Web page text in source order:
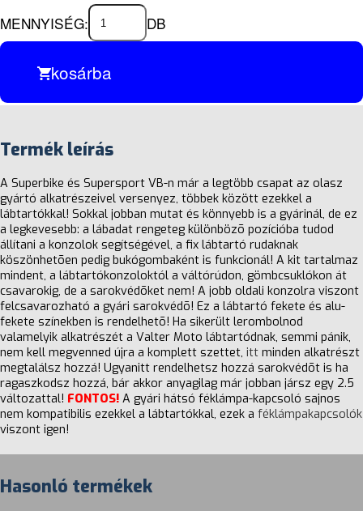
MENNYISÉG:
DB
kosárba
Termék leírás
A Superbike és Supersport VB-n már a legtöbb csapat az olasz
gyártó alkatrészeivel versenyez, többek között ezekkel a
lábtartókkal! Sokkal jobban mutat és könnyebb is a gyárinál, de ez
a legkevesebb: a lábadat rengeteg különbözõ pozícióba tudod
állítani a konzolok segítségével, a fix lábtartó rudaknak
köszönhetõen pedig bukógombaként is funkcionál! A kit tartalmaz
mindent, a lábtartókonzoloktól a váltórúdon, gömbcsuklókon át
csavarokig, de a sarokvédõket nem! A jobb oldali konzolra viszont
felcsavarozható a gyári sarokvédõ! Ez a lábtartó fekete és alu-
fekete színekben is rendelhetõ! Ha sikerült lerombolnod
valamelyik alkatrészét a Valter Moto lábtartódnak, semmi pánik,
nem kell megvenned újra a komplett szettet, itt minden alkatrészt
megtalálsz hozzá! Ugyanitt rendelhetsz hozzá sarokvédõt is ha
ragaszkodsz hozzá, bár akkor anyagilag már jobban jársz egy 2.5
változattal! FONTOS! A gyári hátsó féklámpa-kapcsoló sajnos
nem kompatibilis ezekkel a lábtartókkal, ezek a féklámpakapcsolók
viszont igen!
Hasonló termékek